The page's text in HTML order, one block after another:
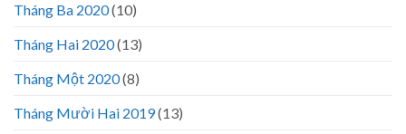
Tháng Ba 2020(10)
Tháng Hai 2020(13)
Tháng Một 2020(8)
Tháng Mười Hai 2019(13)